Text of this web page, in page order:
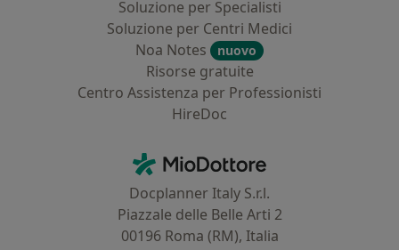
Soluzione per Specialisti
Soluzione per Centri Medici
Noa Notes
nuovo
Risorse gratuite
Centro Assistenza per Professionisti
HireDoc
MioDottore - Homepage
Docplanner Italy S.r.l.
Piazzale delle Belle Arti 2
00196 Roma (RM), Italia